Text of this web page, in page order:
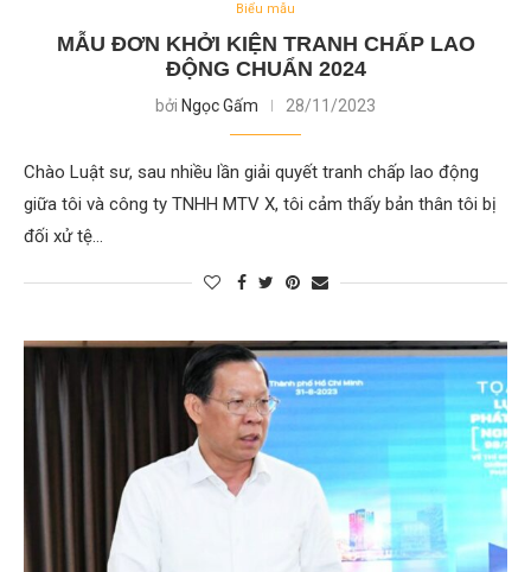
Biểu mẫu
MẪU ĐƠN KHỞI KIỆN TRANH CHẤP LAO
ĐỘNG CHUẨN 2024
bởi Ngọc Gấm 28/11/2023
Chào Luật sư, sau nhiều lần giải quyết tranh chấp lao động
giữa tôi và công ty TNHH MTV X, tôi cảm thấy bản thân tôi bị
đối xử tệ…